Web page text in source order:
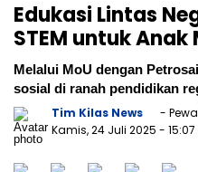
Edukasi Lintas
STEM untuk Anak
Melalui MoU dengan
sosial di ranah pendidikan
Tim Kilas News
-
Kamis, 24 Juli 2025 - 15:07